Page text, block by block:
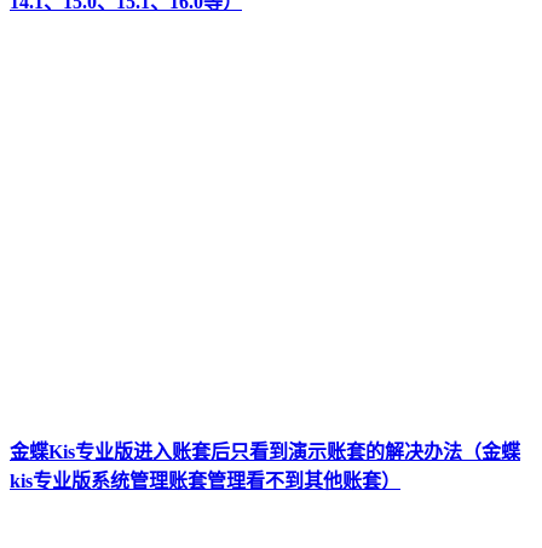
金蝶Kis专业版进入账套后只看到演示账套的解决办法（金蝶
kis专业版系统管理账套管理看不到其他账套）